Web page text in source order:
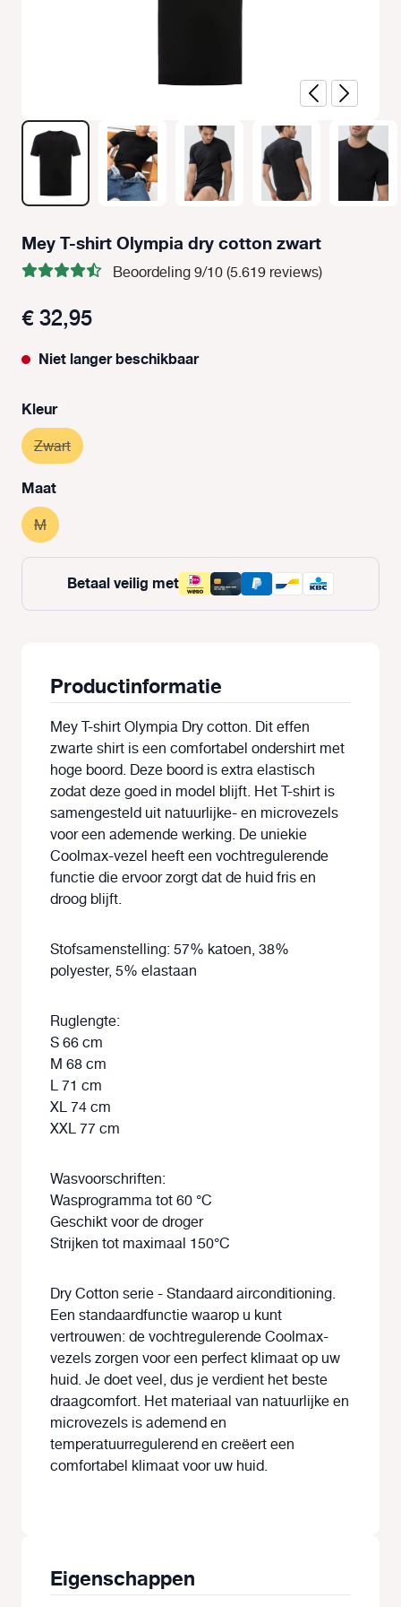
Mey T-shirt Olympia dry cotton zwart
Beoordeling 9/10 (5.619 reviews)
€ 32,95
Niet langer beschikbaar
Selecteer
Kleur
Zwart(Deze optie is momenteel niet beschikbaar.)
Selecteer
Maat
M(Deze optie is momenteel niet beschikbaar.)
Betaal veilig met
Productinformatie
Mey T-shirt Olympia Dry cotton. Dit effen
zwarte shirt is een comfortabel ondershirt met
hoge boord. Deze boord is extra elastisch
zodat deze goed in model blijft. Het T-shirt is
samengesteld uit natuurlijke- en microvezels
voor een ademende werking. De uniekie
Coolmax-vezel heeft een vochtregulerende
functie die ervoor zorgt dat de huid fris en
droog blijft.
Stofsamenstelling: 57% katoen, 38%
polyester, 5% elastaan
Ruglengte:
S 66 cm
M 68 cm
L 71 cm
XL 74 cm
XXL 77 cm
Wasvoorschriften:
Wasprogramma tot 60 °C
Geschikt voor de droger
Strijken tot maximaal 150°C
Dry Cotton serie - Standaard airconditioning.
Een standaardfunctie waarop u kunt
vertrouwen: de vochtregulerende Coolmax-
vezels zorgen voor een perfect klimaat op uw
huid. Je doet veel, dus je verdient het beste
draagcomfort. Het materiaal van natuurlijke en
microvezels is ademend en
temperatuurregulerend en creëert een
comfortabel klimaat voor uw huid.
Eigenschappen